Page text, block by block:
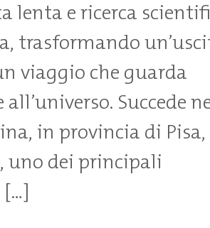
lenta e ricerca
trasformando
viaggio che guarda
Succede
in provincia di Pisa,
uno dei principali
[…]